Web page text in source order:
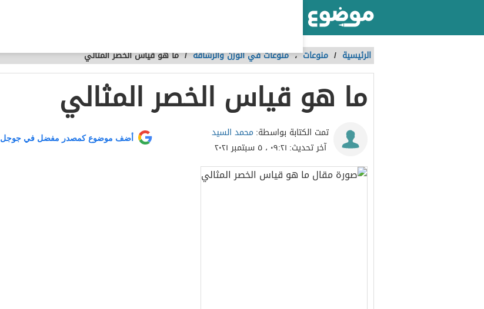
الرئيسية / منوعات ،منوعات في الوزن والرشاقة /ما هو قياس الخصر المثالي
ما هو قياس الخصر المثالي
تمت الكتابة بواسطة: محمد السيد
آخر تحديث: ٠٩:٢١ ، ٥ سبتمبر ٢٠٢١
أضف موضوع كمصدر مفضل في جوجل